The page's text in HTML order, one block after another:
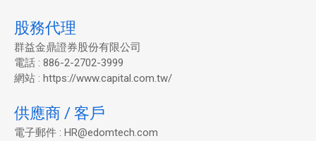
股務代理
群益金鼎證券股份有限公司
電話 : 886-2-2702-3999
網站 : https://www.capital.com.tw/
供應商 / 客戶
電子郵件 : HR@edomtech.com